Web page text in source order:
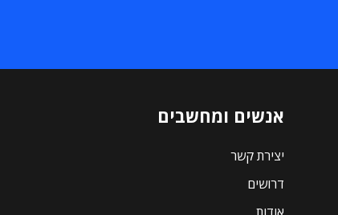
אנשים ומחשבים
יצירת קשר
דרושים